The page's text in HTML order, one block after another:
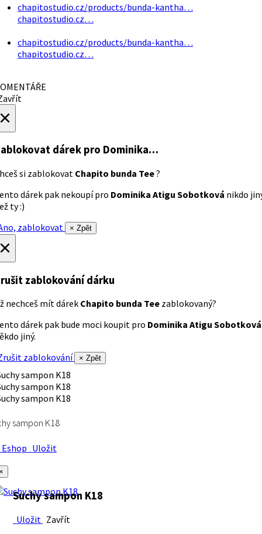
chapitostudio.cz/products/bunda-kantha…
chapitostudio.cz…
chapitostudio.cz/products/bunda-kantha…
chapitostudio.cz…
dárek pro Dominika…
si zablokovat Chapito bunda Tee?
dárek pak nekoupí pro Dominika Atigu Sobotková nikdo
ty :)
zablokovat
× Zpět
zablokování dárku
nechceš mít dárek Chapito bunda Tee zablokovaný?
dárek pak bude moci koupit pro Dominika Atigu Sobotková
jiný.
zablokování
× Zpět
sampon K18
Uložit
Suchy sampon K18
Uložit Zavřít